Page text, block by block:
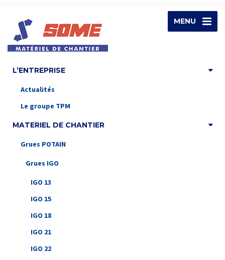
MENU
L’ENTREPRISE
Actualités
Le groupe TPM
MATERIEL DE CHANTIER
Grues POTAIN
Grues IGO
IGO 13
IGO 15
IGO 18
IGO 21
IGO 22